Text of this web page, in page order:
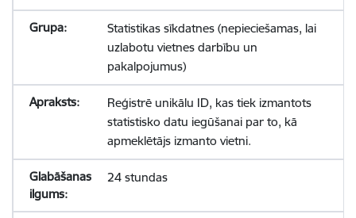
Statistikas sīkdatnes (nepieciešamas, lai
uzlabotu vietnes darbību un
pakalpojumus)
Reģistrē unikālu ID, kas tiek izmantots
statistisko datu iegūšanai par to, kā
apmeklētājs izmanto vietni.
24 stundas